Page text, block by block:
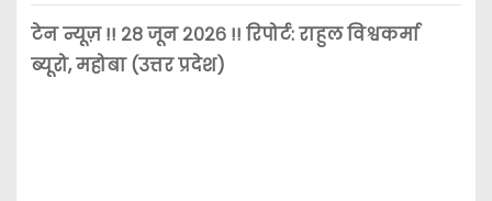
टेन न्यूज़ !! २८ जून २०२६ !! रिपोर्ट: राहुल विश्वकर्मा
ब्यूरो, महोबा (उत्तर प्रदेश)